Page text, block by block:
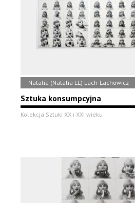
Natalia (Natalia LL) Lach-Lachowicz
Sztuka konsumpcyjna
Kolekcja Sztuki XX i XXI wieku